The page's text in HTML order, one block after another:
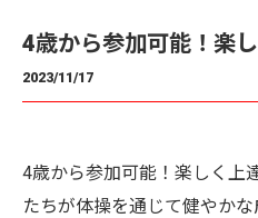
4歳から参加可能！楽
2023/11/17
4歳から参加可能！楽しく上
たちが体操を通じて健やか